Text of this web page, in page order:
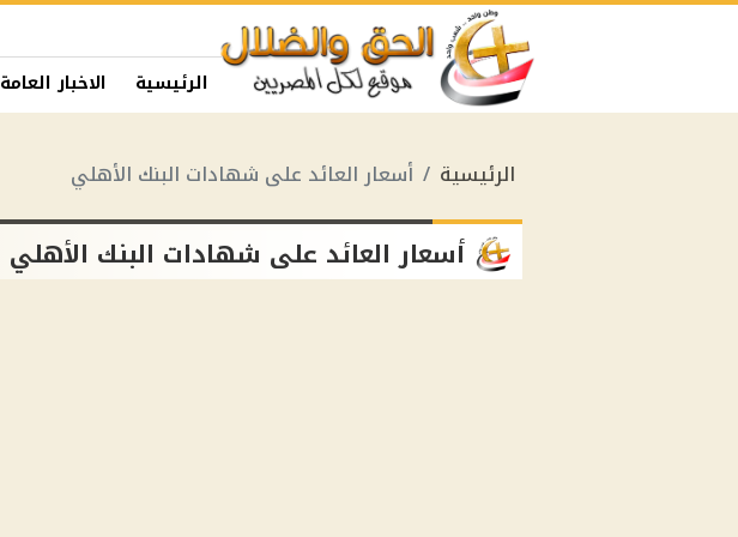
الرئيسية الاخبار العامة
الرئيسية أسعار العائد على شهادات البنك الأهلي
أسعار العائد على شهادات البنك الأهلي